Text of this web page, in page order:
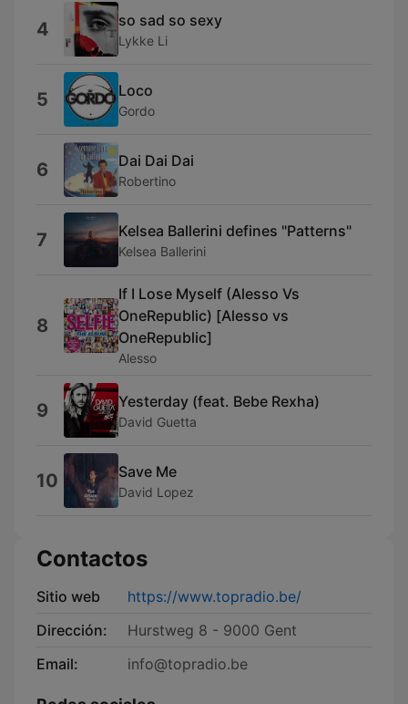
4 so sad so sexy
Lykke Li
5 Loco
Gordo
6 Dai Dai Dai
Robertino
7 Kelsea Ballerini defines "Patterns"
Kelsea Ballerini
8
If I Lose Myself (Alesso Vs
OneRepublic) [Alesso vs
OneRepublic]
Alesso
9 Yesterday (feat. Bebe Rexha)
David Guetta
10 Save Me
David Lopez
Contactos
Sitio web
https://www.topradio.be/
Dirección:
Hurstweg 8 - 9000 Gent
Email:
info@topradio.be